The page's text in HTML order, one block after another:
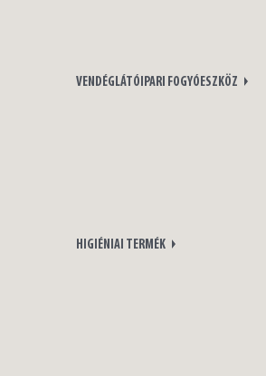
VENDÉGLÁTÓIPARI FOGYÓESZKÖZ
HIGIÉNIAI TERMÉK